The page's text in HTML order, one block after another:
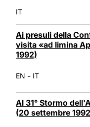
IT
Ai presuli della
visita «ad limina
1992)
EN - IT
Al 31° Stormo
(20 settembre